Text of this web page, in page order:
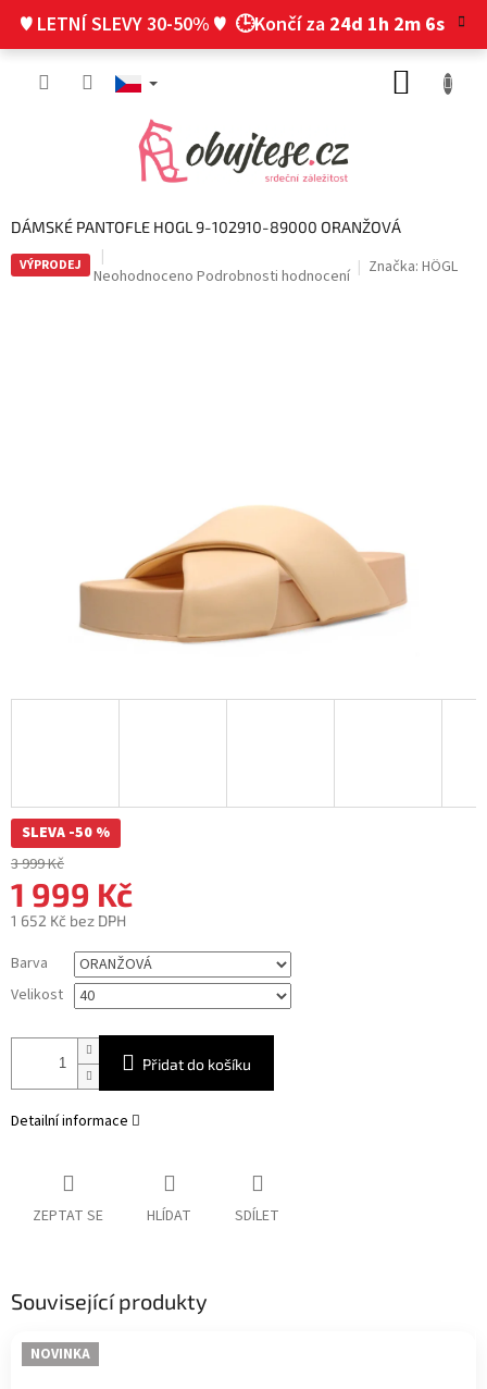
obsah
♥ LETNÍ SLEVY 30-50% ♥ 🕒Končí za 24d 1h 2m 5s
DÁMSKÉ PANTOFLE HOGL 9-102910-89000 ORANŽOVÁ
VÝPRODEJ
Průměrné
Neohodnoceno Podrobnosti hodnocení Značka: HÖGL
SLEVA -50 %
3 999 Kč
1 999 Kč
1 652 Kč bez DPH
cena:
Barva
Velikost
Přidat do košíku
Detailní informace
ZEPTAT SE HLÍDAT SDÍLET
Související produkty
NOVINKA